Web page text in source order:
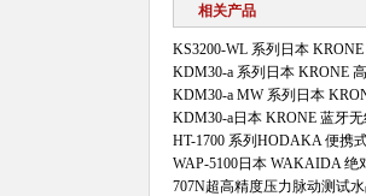
相关产品
KS3200-WL 系列日本
KDM30-a 系列日本 KRONE
KDM30-a MW 系列日本
KDM30-a日本 KRONE 蓝牙
HT-1700 系列HODAKA 便携
WAP-5100日本 WAKAIDA 绝
707N超高精度压力脉动测试